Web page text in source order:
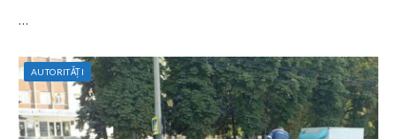
…
AUTORITĂȚI